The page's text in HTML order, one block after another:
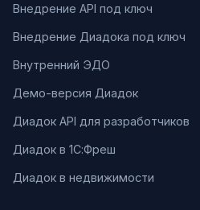
Внедрение API под ключ
Внедрение Диадока под ключ
Внутренний ЭДО
Демо-версия Диадок
Диадок API для разработчиков
Диадок в 1С:Фреш
Диадок в недвижимости